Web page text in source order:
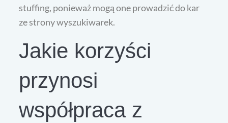
stuffing, ponieważ mogą one prowadzić do kar
ze strony wyszukiwarek.
Jakie korzyści
przynosi
współpraca z